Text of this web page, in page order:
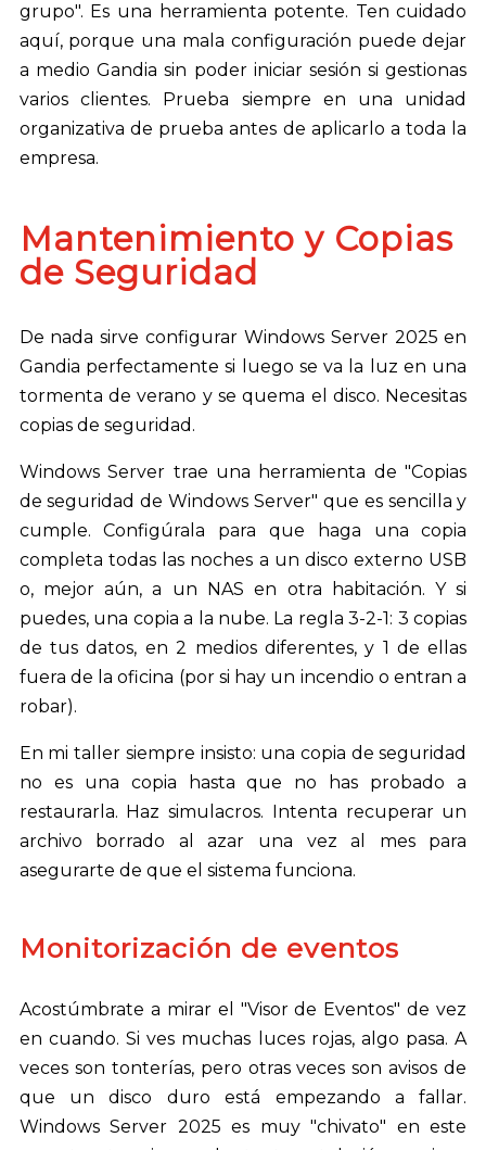
grupo". Es una herramienta potente. Ten cuidado
aquí, porque una mala configuración puede dejar
a medio Gandia sin poder iniciar sesión si gestionas
varios clientes. Prueba siempre en una unidad
organizativa de prueba antes de aplicarlo a toda la
empresa.
Mantenimiento y Copias
de Seguridad
De nada sirve configurar Windows Server 2025 en
Gandia perfectamente si luego se va la luz en una
tormenta de verano y se quema el disco. Necesitas
copias de seguridad.
Windows Server trae una herramienta de "Copias
de seguridad de Windows Server" que es sencilla y
cumple. Configúrala para que haga una copia
completa todas las noches a un disco externo USB
o, mejor aún, a un NAS en otra habitación. Y si
puedes, una copia a la nube. La regla 3-2-1: 3 copias
de tus datos, en 2 medios diferentes, y 1 de ellas
fuera de la oficina (por si hay un incendio o entran a
robar).
En mi taller siempre insisto: una copia de seguridad
no es una copia hasta que no has probado a
restaurarla. Haz simulacros. Intenta recuperar un
archivo borrado al azar una vez al mes para
asegurarte de que el sistema funciona.
Monitorización de eventos
Acostúmbrate a mirar el "Visor de Eventos" de vez
en cuando. Si ves muchas luces rojas, algo pasa. A
veces son tonterías, pero otras veces son avisos de
que un disco duro está empezando a fallar.
Windows Server 2025 es muy "chivato" en este